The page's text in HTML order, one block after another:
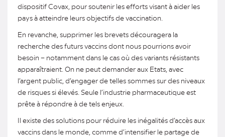
dispositif Covax, pour soutenir les efforts visant à aider les
pays à atteindre leurs objectifs de vaccination.
En revanche, supprimer les brevets découragera la
recherche des futurs vaccins dont nous pourrions avoir
besoin – notamment dans le cas où des variants résistants
apparaîtraient. On ne peut demander aux Etats, avec
l’argent public, d’engager de telles sommes sur des niveaux
de risques si élevés. Seule l’industrie pharmaceutique est
prête à répondre à de tels enjeux.
Il existe des solutions pour réduire les inégalités d’accès aux
vaccins dans le monde, comme d’intensifier le partage de